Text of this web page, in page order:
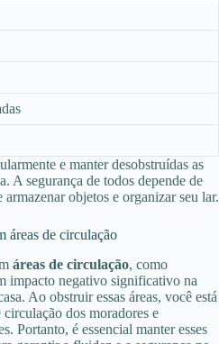
e manter desobstruídas as
A segurança de todos depende de
objetos e organizar seu lar.
áreas de circulação
áreas de circulação, como
impacto negativo significativo na
Ao obstruir essas áreas, você está
dos moradores e
Portanto, é essencial manter esses